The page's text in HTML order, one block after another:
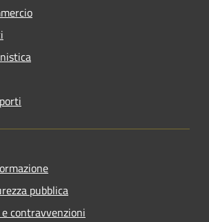
pubblica
contravvenzioni